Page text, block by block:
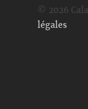
© 2026
légales